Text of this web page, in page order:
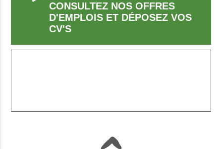
CONSULTEZ NOS OFFRES
D'EMPLOIS ET DÉPOSEZ VOS
CV'S